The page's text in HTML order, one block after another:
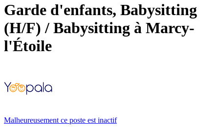
Garde d'enfants, Babysitting
(H/F) / Babysitting à Marcy-
l'Étoile
Malheureusement ce poste est inactif